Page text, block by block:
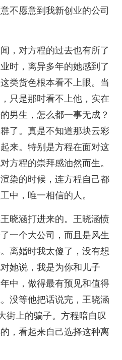
不愿意到我新创业的公司
，对方程的过去也有所了
时，离异多年的她感到了
类货色根本看不上眼。当
只是那时看不上他，实在
男生，怎么都一事无成？
了。真是不知道那块云彩
来。特别是方程在面对这
方程的崇拜感油然而生。
染的时候，连方程自己都
中，唯一相信的人。
晓涵打进来的。王晓涵愤
一个大公司，而且是风生
离婚时我太傻了，没有想
她说，我是为你和儿子
中，做得最有预见和值得
没等他把话说完，王晓涵
街上的骗子。方程暗自叹
，看起来自己选择这种离